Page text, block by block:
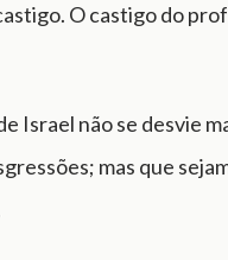
O castigo do
Israel não se desvie
mas que